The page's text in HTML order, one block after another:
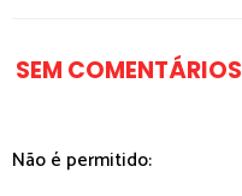
SEM COMENTÁRIOS
Não é permitido: